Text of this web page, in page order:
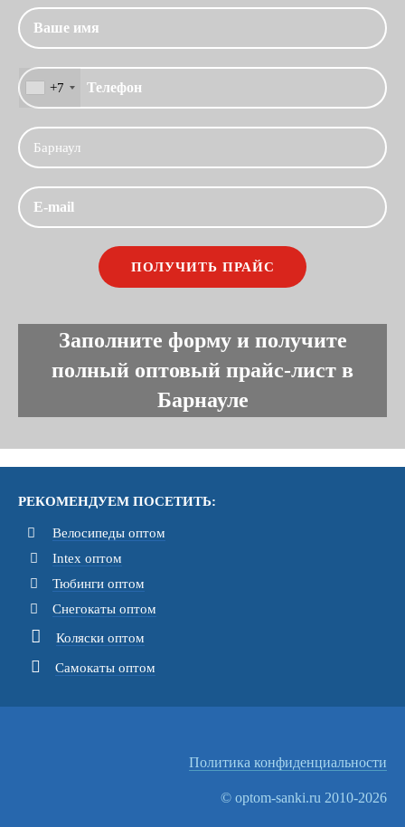
+7
Заполните форму и получите
полный оптовый прайс-лист в
Барнауле
РЕКОМЕНДУЕМ ПОСЕТИТЬ:
Велосипеды оптом
Intex оптом
Тюбинги оптом
Снегокаты оптом
Коляски оптом
Самокаты оптом
Политика конфиденциальности
© optom-sanki.ru 2010-2026